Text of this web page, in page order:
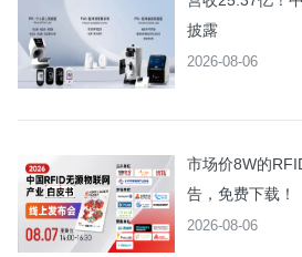
披露
2026-08-06
市场价8W的
告，免费下载！
2026-08-06